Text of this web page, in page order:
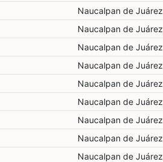
Naucalpan de Juárez
Naucalpan de Juárez
Naucalpan de Juárez
Naucalpan de Juárez
Naucalpan de Juárez
Naucalpan de Juárez
Naucalpan de Juárez
Naucalpan de Juárez
Naucalpan de Juárez